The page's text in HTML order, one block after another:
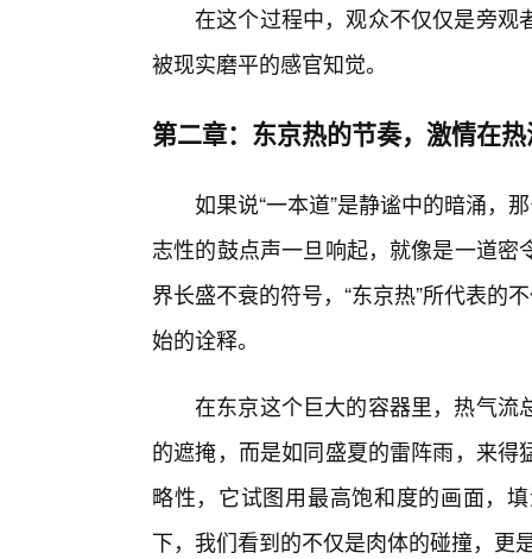
在这个过程中，观众不仅仅是旁观
被现实磨平的感官知觉。
第二章：东京热的节奏，激情在
如果说“一本道”是静谧中的暗涌，
志性的鼓点声一旦响起，就像是一道
界长盛不衰的符号，“东京热”所代表的
始的诠释。
在东京这个巨大的容器里，热气流
的遮掩，而是如同盛夏的雷阵雨，来
略性，它试图用最高饱和度的画面，
下，我们看到的不仅是肉体的碰撞，更